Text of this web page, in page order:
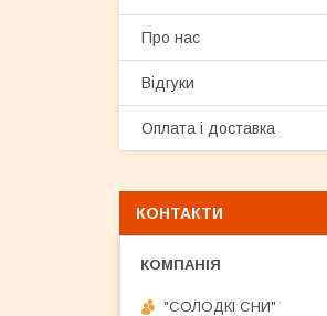
Про нас
Відгуки
Оплата і доставка
КОНТАКТИ
"СОЛОДКІ СНИ"